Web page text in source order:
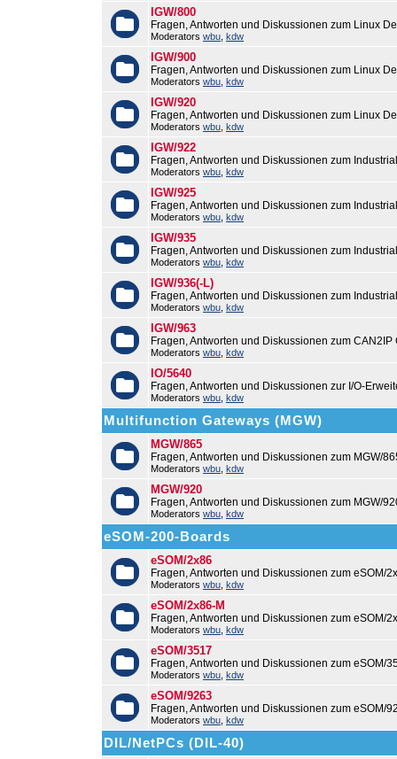
IGW/800
Fragen, Antworten und Diskussionen zum Linux
Moderators wbu kdw
IGW/900
Fragen, Antworten und Diskussionen zum Linux
Moderators wbu kdw
IGW/920
Fragen, Antworten und Diskussionen zum Linux
Moderators wbu kdw
IGW/922
Fragen, Antworten und Diskussionen zum
Moderators wbu kdw
IGW/925
Fragen, Antworten und Diskussionen zum
Moderators wbu kdw
IGW/935
Fragen, Antworten und Diskussionen zum
Moderators wbu kdw
IGW/936(-L)
Fragen, Antworten und Diskussionen zum
Moderators wbu kdw
IGW/963
Fragen, Antworten und Diskussionen zum CAN2IP
Moderators wbu kdw
IO/5640
Fragen, Antworten und Diskussionen zur I/O-
Moderators wbu kdw
Multifunction Gateways (MGW)
MGW/865
Fragen, Antworten und Diskussionen zum MGW/
Moderators wbu kdw
MGW/920
Fragen, Antworten und Diskussionen zum MGW/
Moderators wbu kdw
eSOM-200-Boards
eSOM/2x86
Fragen, Antworten und Diskussionen zum eSOM/
Moderators wbu kdw
eSOM/2x86-M
Fragen, Antworten und Diskussionen zum eSOM/
Moderators wbu kdw
eSOM/3517
Fragen, Antworten und Diskussionen zum eSOM/
Moderators wbu kdw
eSOM/9263
Fragen, Antworten und Diskussionen zum eSOM/
Moderators wbu kdw
DIL/NetPCs (DIL-40)